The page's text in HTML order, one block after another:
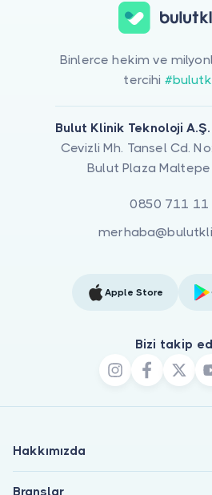
Binlerce hekim ve
tercihi
Bulut Klinik Teknoloji A.Ş.
Cevizli Mh. Tansel Cd.
Bulut Plaza
0850 711 11
Apple Store
Bizi takip
Hakkımızda
Branşlar